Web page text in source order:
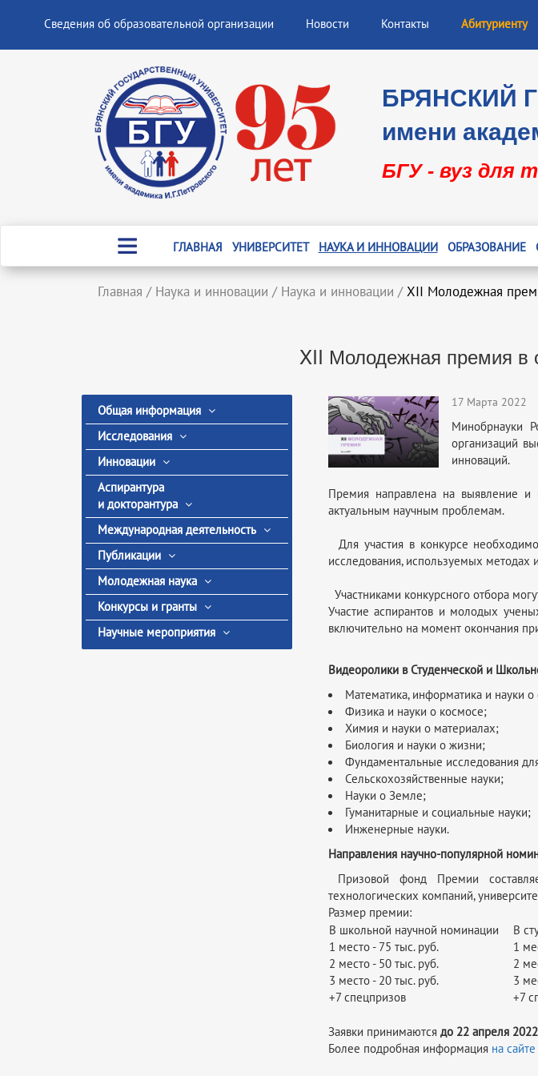
Сведения об образовательной организации Новости Контакты Абитуриенту
БРЯНСКИЙ
имени
БГУ - вуз для
ГЛАВНАЯ УНИВЕРСИТЕТ НАУКА И ИННОВАЦИИ ОБРАЗОВАНИЕ
Главная / Наука и инновации / Наука и инновации / XII Молодежная
XII Молодежная премия в
Общая информация
Исследования
Инновации
Аспирантура
и докторантура
Международная деятельность
Публикации
Молодежная наука
Конкурсы и гранты
Научные мероприятия
17 Марта 2022
Минобрнауки
организаций
инноваций.
Премия направлена на выявление и
актуальным научным проблемам.
Для участия в конкурсе
исследования, используемых методах
Участниками конкурсного отбора
Участие аспирантов и молодых
включительно на момент окончания
Видеоролики в Студенческой и
Математика, информатика и науки о
Физика и науки о космосе;
Химия и науки о материалах;
Биология и науки о жизни;
Фундаментальные исследования
Сельскохозяйственные науки;
Науки о Земле;
Гуманитарные и социальные науки;
Инженерные науки.
Направления научно-популярной
Призовой фонд Премии
технологических компаний,
Размер премии:
В школьной научной номинации
1 место - 75 тыс. руб.
2 место - 50 тыс. руб.
3 место - 20 тыс. руб.
+7 спецпризов
В
1
2
3
+7
Заявки принимаются до 22 апреля
Более подробная информация на сайте